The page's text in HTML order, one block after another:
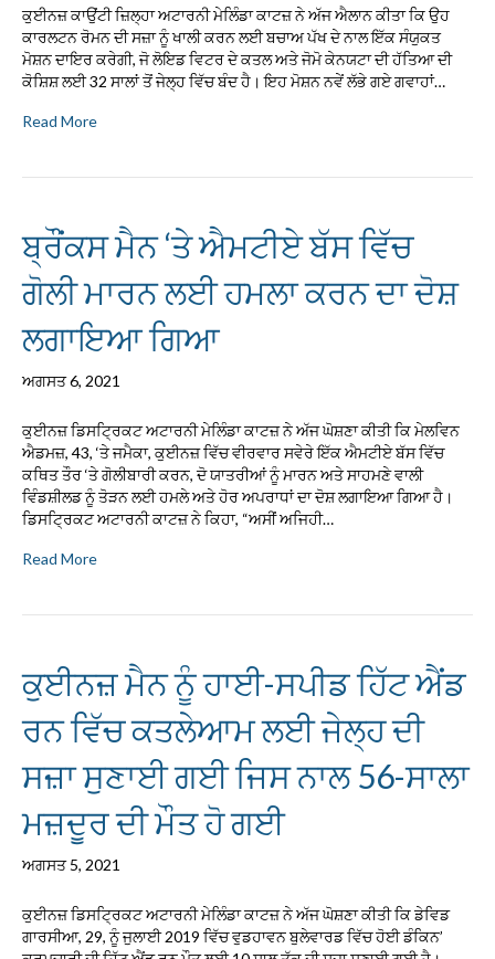
ਕੁਈਨਜ਼ ਕਾਉਂਟੀ ਜ਼ਿਲ੍ਹਾ ਅਟਾਰਨੀ ਮੇਲਿੰਡਾ ਕਾਟਜ਼ ਨੇ ਅੱਜ ਐਲਾਨ ਕੀਤਾ ਕਿ ਉਹ
ਕਾਰਲਟਨ ਰੋਮਨ ਦੀ ਸਜ਼ਾ ਨੂੰ ਖਾਲੀ ਕਰਨ ਲਈ ਬਚਾਅ ਪੱਖ ਦੇ ਨਾਲ ਇੱਕ ਸੰਯੁਕਤ
ਮੋਸ਼ਨ ਦਾਇਰ ਕਰੇਗੀ, ਜੋ ਲੋਇਡ ਵਿਟਰ ਦੇ ਕਤਲ ਅਤੇ ਜੋਮੋ ਕੇਨਯਟਾ ਦੀ ਹੱਤਿਆ ਦੀ
ਕੋਸ਼ਿਸ਼ ਲਈ 32 ਸਾਲਾਂ ਤੋਂ ਜੇਲ੍ਹ ਵਿੱਚ ਬੰਦ ਹੈ। ਇਹ ਮੋਸ਼ਨ ਨਵੇਂ ਲੱਭੇ ਗਏ ਗਵਾਹਾਂ…
Read More
ਬ੍ਰੌਂਕਸ ਮੈਨ ‘ਤੇ ਐਮਟੀਏ ਬੱਸ ਵਿੱਚ
ਗੋਲੀ ਮਾਰਨ ਲਈ ਹਮਲਾ ਕਰਨ ਦਾ ਦੋਸ਼
ਲਗਾਇਆ ਗਿਆ
ਅਗਸਤ 6, 2021
ਕੁਈਨਜ਼ ਡਿਸਟ੍ਰਿਕਟ ਅਟਾਰਨੀ ਮੇਲਿੰਡਾ ਕਾਟਜ਼ ਨੇ ਅੱਜ ਘੋਸ਼ਣਾ ਕੀਤੀ ਕਿ ਮੇਲਵਿਨ
ਐਡਮਜ਼, 43, ‘ਤੇ ਜਮੈਕਾ, ਕੁਈਨਜ਼ ਵਿੱਚ ਵੀਰਵਾਰ ਸਵੇਰੇ ਇੱਕ ਐਮਟੀਏ ਬੱਸ ਵਿੱਚ
ਕਥਿਤ ਤੌਰ ‘ਤੇ ਗੋਲੀਬਾਰੀ ਕਰਨ, ਦੋ ਯਾਤਰੀਆਂ ਨੂੰ ਮਾਰਨ ਅਤੇ ਸਾਹਮਣੇ ਵਾਲੀ
ਵਿੰਡਸ਼ੀਲਡ ਨੂੰ ਤੋੜਨ ਲਈ ਹਮਲੇ ਅਤੇ ਹੋਰ ਅਪਰਾਧਾਂ ਦਾ ਦੋਸ਼ ਲਗਾਇਆ ਗਿਆ ਹੈ।
ਡਿਸਟ੍ਰਿਕਟ ਅਟਾਰਨੀ ਕਾਟਜ਼ ਨੇ ਕਿਹਾ, “ਅਸੀਂ ਅਜਿਹੀ…
Read More
ਕੁਈਨਜ਼ ਮੈਨ ਨੂੰ ਹਾਈ-ਸਪੀਡ ਹਿੱਟ ਐਂਡ
ਰਨ ਵਿੱਚ ਕਤਲੇਆਮ ਲਈ ਜੇਲ੍ਹ ਦੀ
ਸਜ਼ਾ ਸੁਣਾਈ ਗਈ ਜਿਸ ਨਾਲ 56-ਸਾਲਾ
ਮਜ਼ਦੂਰ ਦੀ ਮੌਤ ਹੋ ਗਈ
ਅਗਸਤ 5, 2021
ਕੁਈਨਜ਼ ਡਿਸਟ੍ਰਿਕਟ ਅਟਾਰਨੀ ਮੇਲਿੰਡਾ ਕਾਟਜ਼ ਨੇ ਅੱਜ ਘੋਸ਼ਣਾ ਕੀਤੀ ਕਿ ਡੇਵਿਡ
ਗਾਰਸੀਆ, 29, ਨੂੰ ਜੁਲਾਈ 2019 ਵਿੱਚ ਵੁਡਹਾਵਨ ਬੁਲੇਵਾਰਡ ਵਿੱਚ ਹੋਈ ਡੰਕਿਨ’